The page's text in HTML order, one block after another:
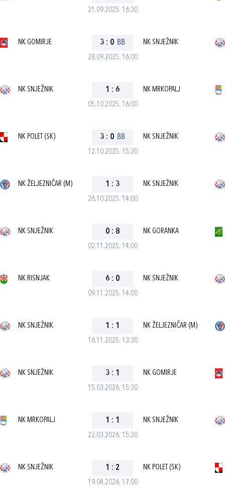
21.09.2025. 16:30
28.09.2025. 16:00
NK GOMIRJE 3 : 0 BB NK SNJEŽNIK
05.10.2025. 16:00
NK SNJEŽNIK 1 : 6 NK MRKOPALJ
12.10.2025. 15:30
NK POLET (SK) 3 : 0 BB NK SNJEŽNIK
26.10.2025. 14:00
NK ŽELJEZNIČAR (M) 1 : 3 NK SNJEŽNIK
02.11.2025. 14:00
NK SNJEŽNIK 0 : 8 NK GORANKA
09.11.2025. 14:00
NK RISNJAK 6 : 0 NK SNJEŽNIK
16.11.2025. 13:30
NK SNJEŽNIK 1 : 1 NK ŽELJEZNIČAR (M)
15.03.2026. 15:30
NK SNJEŽNIK 3 : 1 NK GOMIRJE
22.03.2026. 15:30
NK MRKOPALJ 1 : 1 NK SNJEŽNIK
19.04.2026. 17:00
NK SNJEŽNIK 1 : 2 NK POLET (SK)